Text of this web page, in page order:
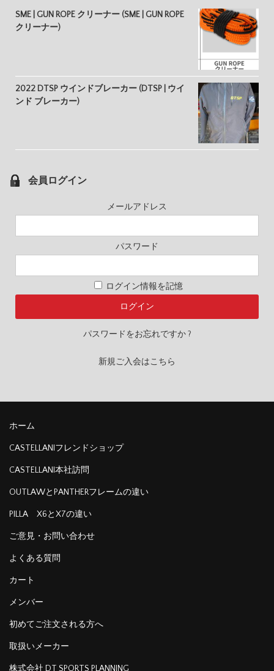
SME | GUN ROPE クリーナー (SME | GUN ROPE
クリーナー)
2022 DTSP ウインドブレーカー (DTSP | ウイ
ンド ブレーカー)
会員ログイン
メールアドレス
パスワード
ログイン情報を記憶
パスワードをお忘れですか ?
新規ご入会はこちら
ホーム
CASTELLANIフレンドショップ
CASTELLANI本社訪問
OUTLAWとPANTHERフレームの違い
PILLA X6とX7の違い
ご意見・お問い合わせ
よくある質問
カート
メンバー
初めてご注文される方へ
取扱いメーカー
株式会社 DT SPORTS PLANNING